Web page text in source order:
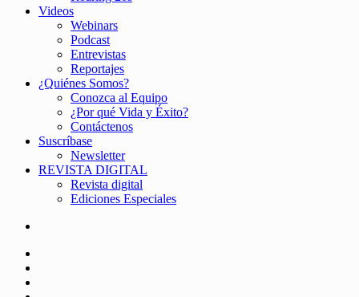
Videos
Webinars
Podcast
Entrevistas
Reportajes
¿Quiénes Somos?
Conozca al Equipo
¿Por qué Vida y Éxito?
Contáctenos
Suscríbase
Newsletter
REVISTA DIGITAL
Revista digital
Ediciones Especiales